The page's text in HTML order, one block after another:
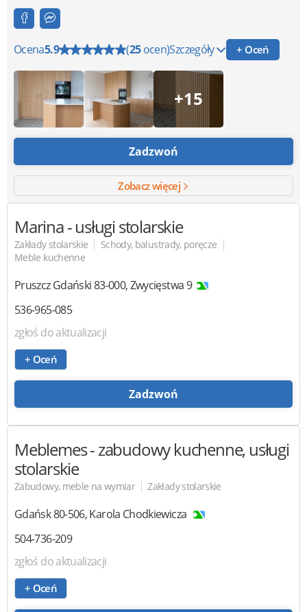
Ocena5.9 (25ocen)Szczegóły + Oceń
+15
Zadzwoń
Zobacz więcej
Marina- usługi stolarskie
Zakłady stolarskie | Schody, balustrady, poręcze |
Meble kuchenne
Pruszcz Gdański83-000,Zwycięstwa 9
536-965-085
zgłoś do aktualizacji
+ Oceń
Zadzwoń
Meblemes- zabudowy kuchenne, usługi
stolarskie
Zabudowy, meble na wymiar | Zakłady stolarskie
Gdańsk80-506,Karola Chodkiewicza
504-736-209
zgłoś do aktualizacji
+ Oceń